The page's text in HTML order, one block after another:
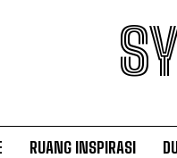
RUANG INSPIRASI